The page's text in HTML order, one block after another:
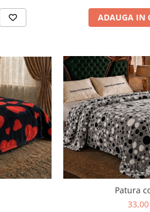
ADAUGA IN
Patura